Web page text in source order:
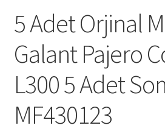
5 Adet Orjinal
Galant Pajero
L300 5 Adet
MF430123